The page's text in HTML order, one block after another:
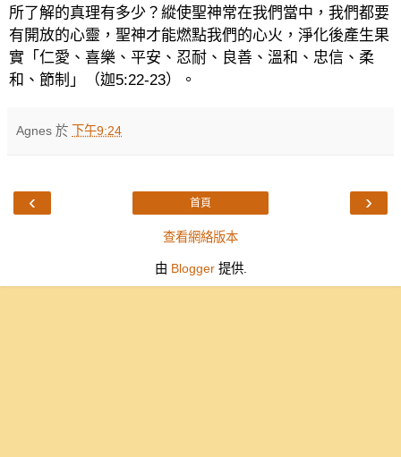
所了解的真理有多少？縱使聖神常在我們當中，我們都要
有開放的心靈，聖神才能燃點我們的心火，淨化後產生果
實「仁愛、喜樂、平安、忍耐、良善、溫和、忠信、柔
和、節制」（迦5:22-23）。
Agnes 於 下午9:24
‹ ›
首頁
查看網絡版本
由 Blogger提供.